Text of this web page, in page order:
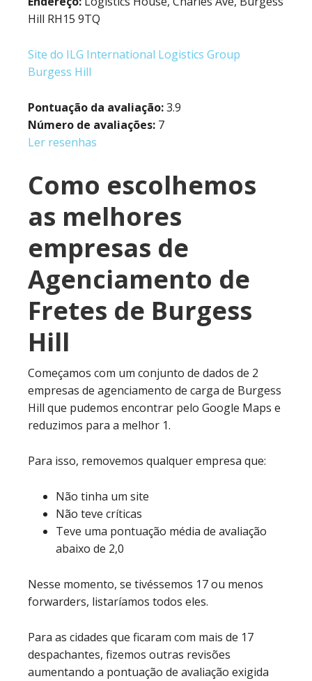
Hill RH15 9TQ
Site do ILG International Logistics Group
Burgess Hill
Pontuação da avaliação:3.9
Número de avaliações: 7
Ler resenhas
Como escolhemos
as melhores
empresas de
Agenciamento de
Fretes de Burgess
Hill
Começamos com um conjunto de dados de 2
empresas de agenciamento de carga de Burgess
Hill que pudemos encontrar pelo Google Maps e
reduzimos para a melhor 1.
Para isso, removemos qualquer empresa que:
Não tinha um site
Não teve críticas
Teve uma pontuação média de avaliação
abaixo de 2,0
Nesse momento, se tivéssemos 17 ou menos
forwarders, listaríamos todos eles.
Para as cidades que ficaram com mais de 17
despachantes, fizemos outras revisões
aumentando a pontuação de avaliação exigida